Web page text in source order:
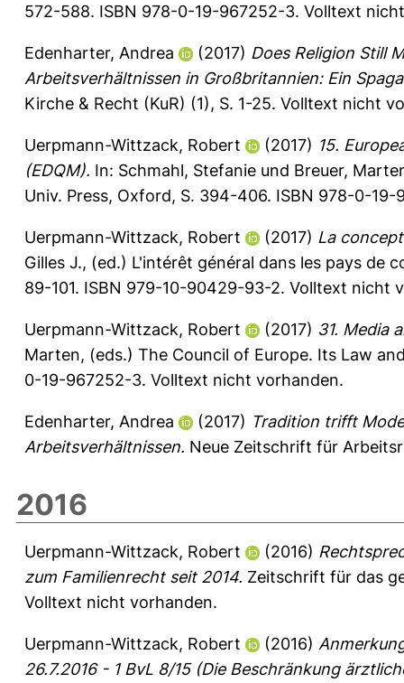
572-588. ISBN 978-0-19-967252-3. Volltext
Edenharter, Andrea (2017) Does Religion Still
Arbeitsverhältnissen in Großbritannien: Ein
Kirche & Recht (KuR) (1), S. 1-25. Volltext nicht
Uerpmann-Wittzack, Robert (2017) 15.
(EDQM). In: Schmahl, Stefanie und Breuer,
Univ. Press, Oxford, S. 394-406. ISBN 978-0-
Uerpmann-Wittzack, Robert (2017) La
Gilles J., (ed.) L'intérêt général dans les pays de
89-101. ISBN 979-10-90429-93-2. Volltext nicht
Uerpmann-Wittzack, Robert (2017) 31. Media
Marten, (eds.) The Council of Europe. Its Law
0-19-967252-3. Volltext nicht vorhanden.
Edenharter, Andrea (2017) Tradition trifft
Arbeitsverhältnissen. Neue Zeitschrift für
2016
Uerpmann-Wittzack, Robert (2016)
zum Familienrecht seit 2014. Zeitschrift für das
Volltext nicht vorhanden.
Uerpmann-Wittzack, Robert (2016)
26.7.2016 - 1 BvL 8/15 (Die Beschränkung